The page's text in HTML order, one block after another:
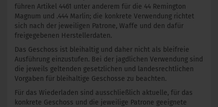
führen Artikel 4461 unter anderem für die 44 Remington
Magnum und .444 Marlin; die konkrete Verwendung richtet
sich nach der jeweiligen Patrone, Waffe und den dafür
freigegebenen Herstellerdaten.
Das Geschoss ist bleihaltig und daher nicht als bleifreie
Ausführung einzustufen. Bei der jagdlichen Verwendung sind
die jeweils geltenden gesetzlichen und landesrechtlichen
Vorgaben für bleihaltige Geschosse zu beachten.
Für das Wiederladen sind ausschließlich aktuelle, für das
konkrete Geschoss und die jeweilige Patrone geeignete